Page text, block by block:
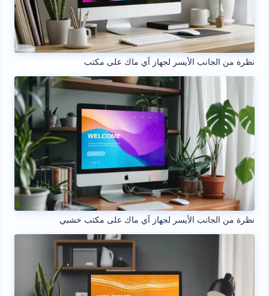
نظرة من الجانب الأيسر لجهاز آي ماك على مكتب
نظرة من الجانب الأيسر لجهاز آي ماك على مكتب خشبي